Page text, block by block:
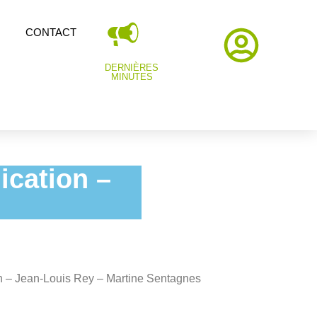
CONTACT
DERNIÈRES
MINUTES
–
Jean-Louis Rey – Martine Sentagnes